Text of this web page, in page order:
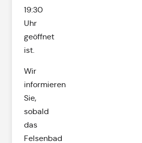
19:30
Uhr
geöffnet
ist.
Wir
informieren
Sie,
sobald
das
Felsenbad